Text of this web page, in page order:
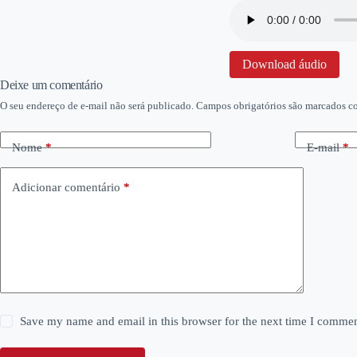
Download áudio
Deixe um comentário
O seu endereço de e-mail não será publicado. Campos obrigatórios são marcados
Nome* E-mail*
Adicionar comentário *
Save my name and email in this browser for the next time I